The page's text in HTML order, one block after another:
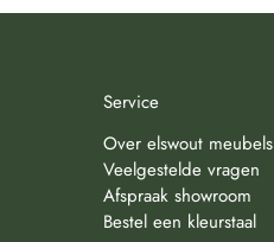
Service
Over elswout meubels
Veelgestelde vragen
Afspraak showroom
Bestel een kleurstaal